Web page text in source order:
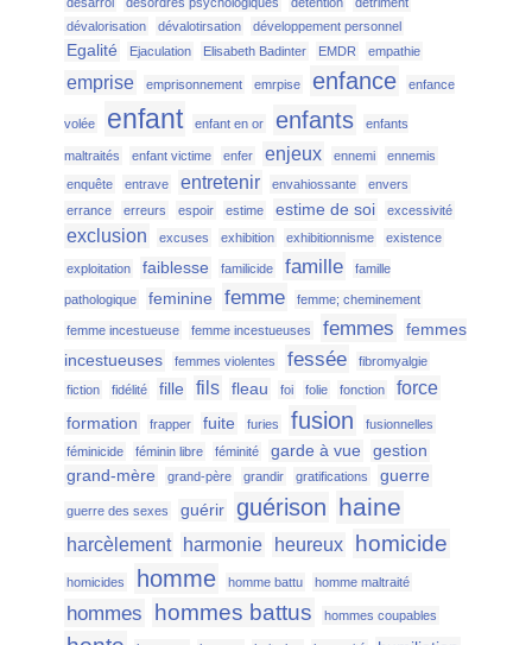
dévalorisation
dévalotirsation développement personnel
Egalité Ejaculation Elisabeth Badinter EMDR empathie
emprise emprisonnement emrpise enfance enfance
volée enfant enfant en or enfants enfants
maltraités enfant victime enfer enjeux ennemi
ennemis
enquête
entrave entretenir envahiossante
envers
errance
erreurs espoir estime estime de soi excessivité
exclusion excuses exhibition exhibitionnisme existence
exploitation faiblesse familicide famille famille
pathologique feminine femme femme; cheminement
femme incestueuse femme incestueuses femmes
femmes
incestueuses
femmes violentes fessée
fibromyalgie
fiction
fidélité fille fils fleau foi folie fonction force
formation frapper fuite furies fusion
fusionnelles
féminicide
féminin libre féminité garde à vue
gestion
grand-mère
grand-père grandir gratifications guerre
guerre des sexes guérir guérison haine
harcèlement harmonie heureux homicide
homicides homme homme battu homme maltraité
hommes hommes battus hommes coupables